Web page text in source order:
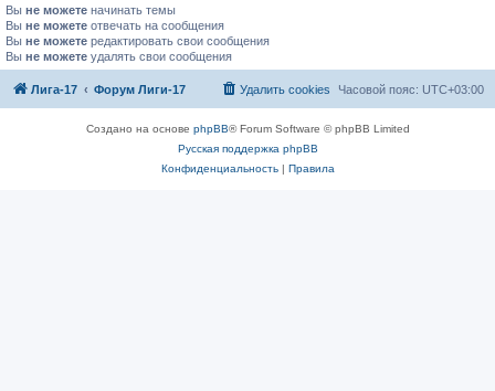
Вы не можете начинать темы
Вы не можете отвечать на сообщения
Вы не можете редактировать свои сообщения
Вы не можете удалять свои сообщения
Лига-17 Форум Лиги-17 Часовой пояс: UTC+03:00
Удалить cookies
Создано на основе phpBB® Forum Software © phpBB Limited
Русская поддержка phpBB
Конфиденциальность| Правила